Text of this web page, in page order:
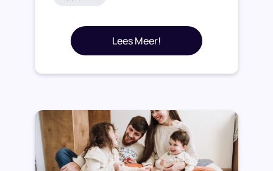
Lees Meer!